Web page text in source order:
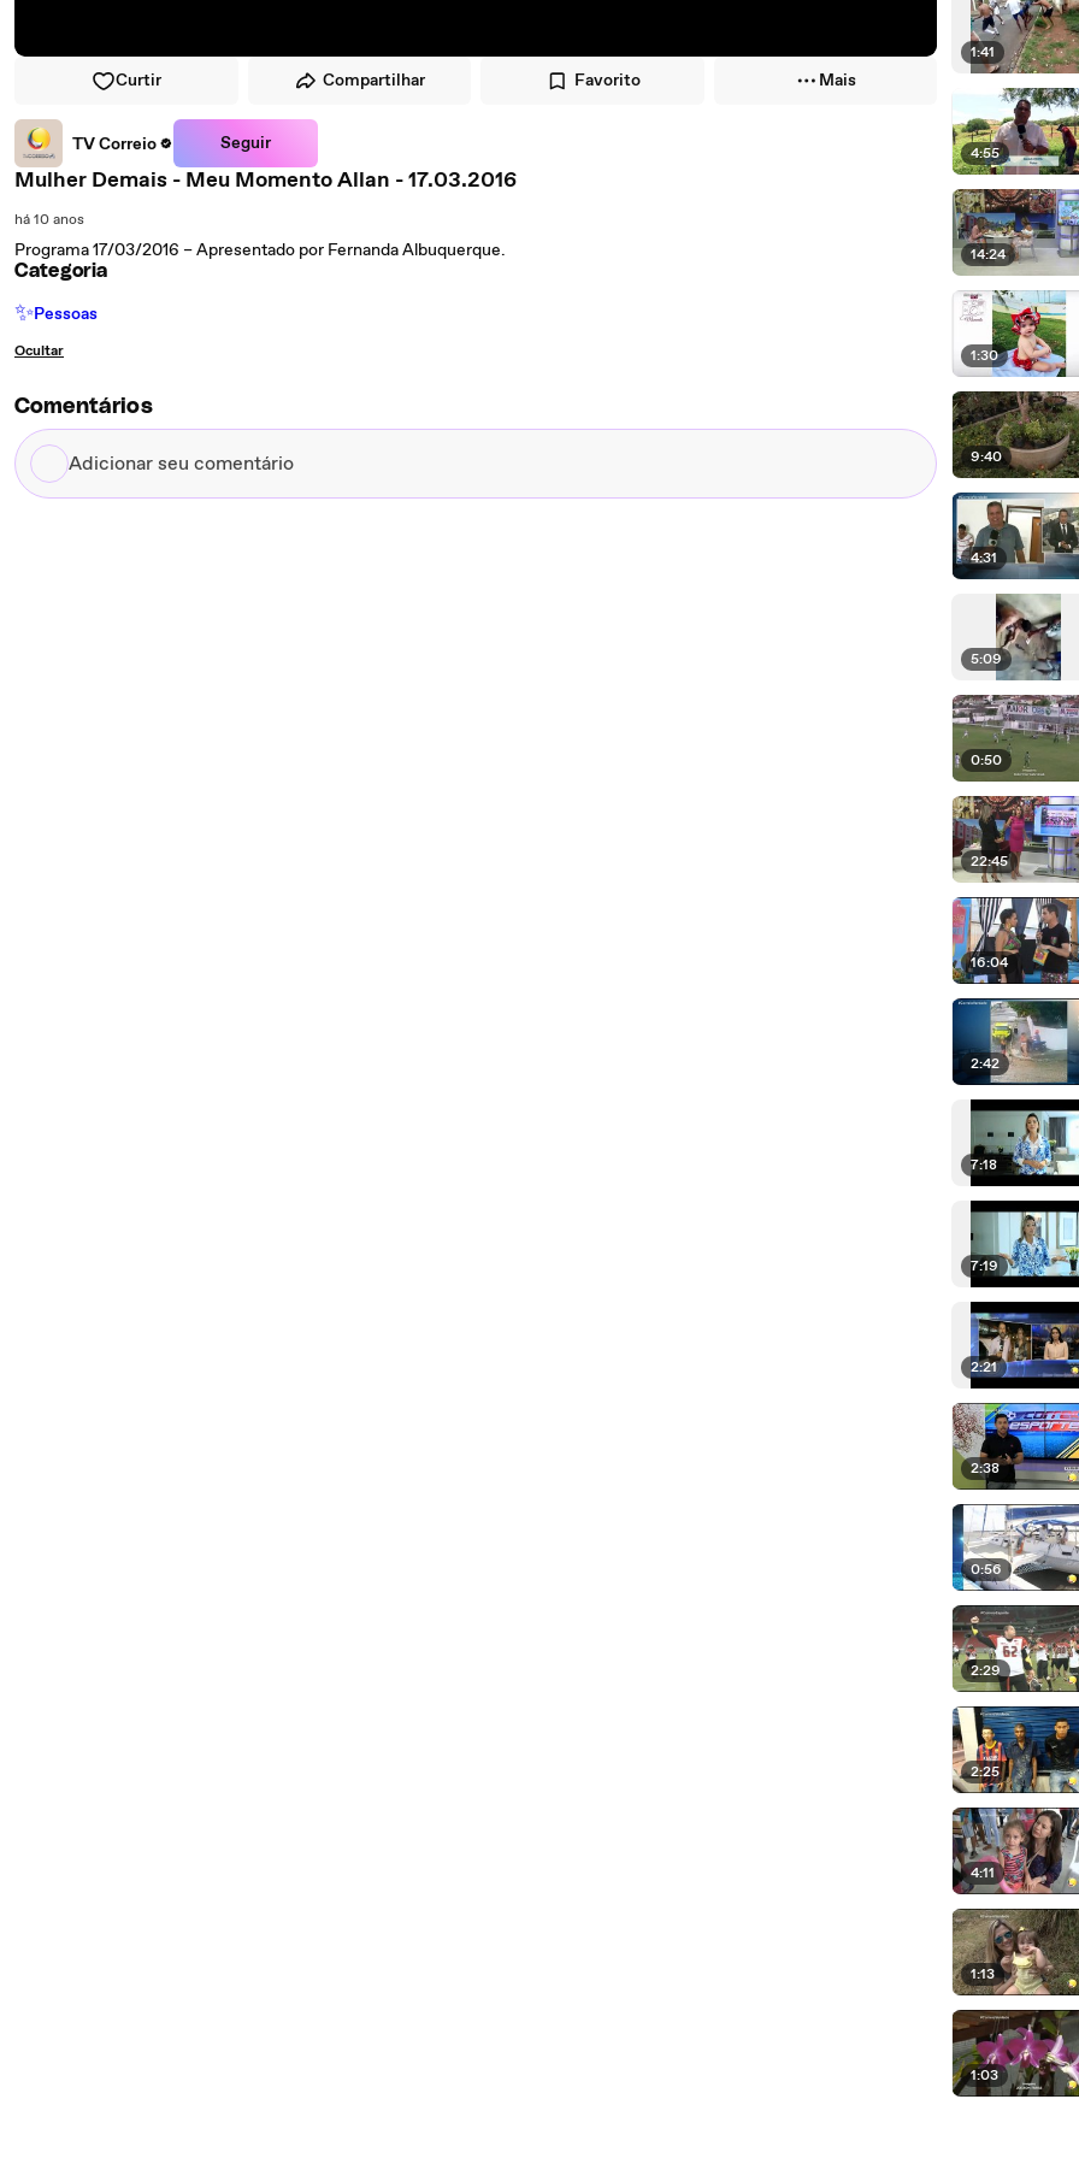
Curtir Compartilhar Favorito Mais
TV Correio Seguir
Mulher Demais - Meu Momento Allan - 17.03.2016
há 10 anos
Programa 17/03/2016 – Apresentado por Fernanda Albuquerque.
Categoria
✨Pessoas
Ocultar
Comentários
Adicionar
seu
1:41
4:55
14:24
1:30
9:40
4:31
5:09
0:50
22:45
16:04
2:42
7:18
7:19
2:21
2:38
0:56
2:29
2:25
4:11
1:13
1:03